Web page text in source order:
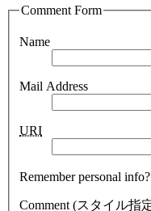
Comment Form
Name
Mail Address
URI
Remember personal info?
Comment (スタイル指